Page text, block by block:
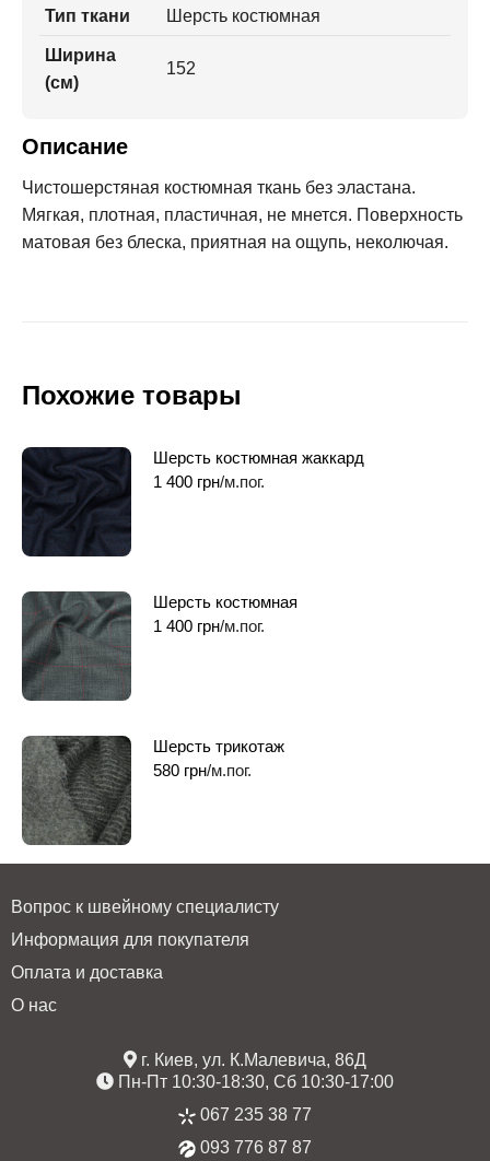
Тип ткани Шерсть костюмная
Ширина
(см)
152
Описание
Чистошерстяная костюмная ткань без эластана.
Мягкая, плотная, пластичная, не мнется. Поверхность
матовая без блеска, приятная на ощупь, неколючая.
Похожие товары
Шерсть костюмная жаккард
1 400 грн/м.пог.
Шерсть костюмная
1 400 грн/м.пог.
Шерсть трикотаж
580 грн/м.пог.
Вопрос к швейному специалисту
Информация для покупателя
Оплата и доставка
О нас
г. Киев, ул. К.Малевича, 86Д
Пн-Пт 10:30-18:30, Сб 10:30-17:00
067 235 38 77
093 776 87 87